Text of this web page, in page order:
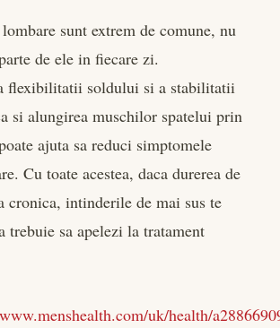
sunt extrem de comune, nu
de ele in fiecare zi.
flexibilitatii soldului si a stabilitatii
si alungirea muschilor spatelui prin
ajuta sa reduci simptomele
Cu toate acestea, daca durerea de
cronica, intinderile de mai sus te
trebuie sa apelezi la tratament
uk/health/